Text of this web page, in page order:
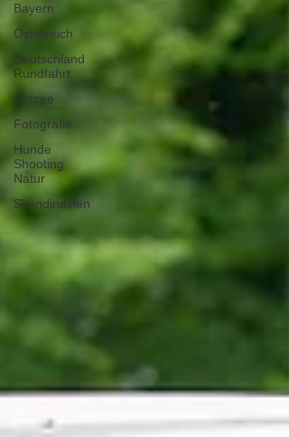
Bayern
Österreich
Deutschland
Rundfahrt
Ostsee
Fotografie
Hunde
Shooting
Natur
Skandinavien